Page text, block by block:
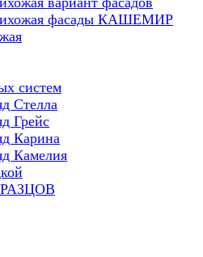
фасады КАШЕМИР
систем
Стелла
Грейс
Карина
Камелия